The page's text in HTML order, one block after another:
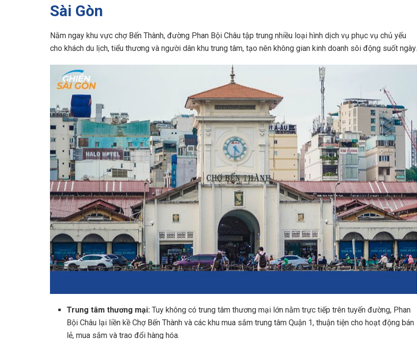
Sài Gòn
Nằm ngay khu vực chợ Bến Thành, đường Phan Bội Châu tập trung nhiều loại hình dịch vụ phục vụ chủ yếu
cho khách du lịch, tiểu thương và người dân khu trung tâm, tạo nên không gian kinh doanh sôi động suốt ngày.
Trung tâm thương mại: Tuy không có trung tâm thương mại lớn nằm trực tiếp trên tuyến đường, Phan
Bội Châu lại liền kề Chợ Bến Thành và các khu mua sắm trung tâm Quận 1, thuận tiện cho hoạt động bán
lẻ, mua sắm và trao đổi hàng hóa.